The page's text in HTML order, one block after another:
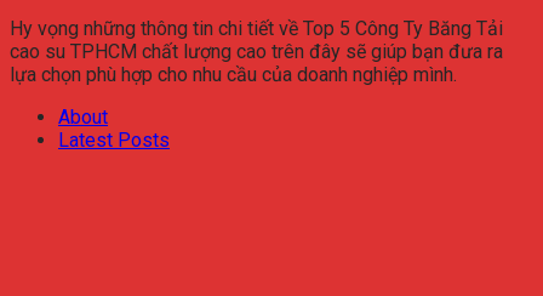
Hy vọng những thông tin chi tiết về Top 5 Công Ty Băng Tải
cao su TPHCM chất lượng cao trên đây sẽ giúp bạn đưa ra
lựa chọn phù hợp cho nhu cầu của doanh nghiệp mình.
About
Latest Posts